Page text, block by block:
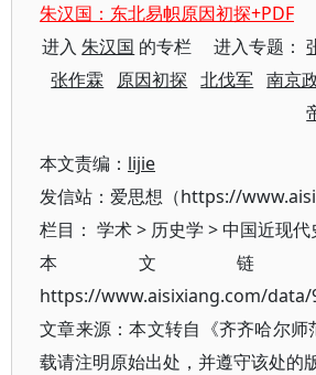
朱汉国：东北易帜原因初探+PDF
进入朱汉国 的专栏 进入专题：
张作霖
原因初探 北伐军 南京
本文责编： lijie
发信站：爱思想（https://
栏目： 学术> 历史学 >中国近现代
本文链
https://www.aisixiang.com/data/
文章来源：本文转自《齐齐哈尔师
载请注明原始出处，并遵守该处的